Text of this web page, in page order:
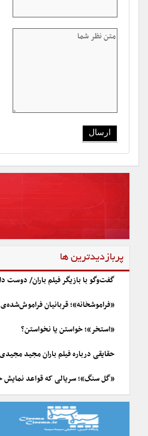
پربازدیدترین ها
گفت‌وگو با بازیگر فیلم باران/ دوست
«فراموشخانه»؛ قربانیان
«استخر»؛ خواستن یا نخواستن؟
حقایقی درباره فیلم باران مجید
«گل سنگ»؛ سریالی که قواعد نمایش